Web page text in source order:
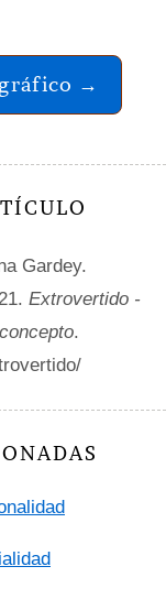
→
Gardey.
Extrovertido -
.